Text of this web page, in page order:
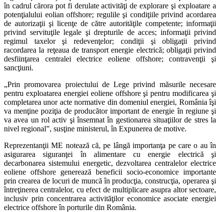
în cadrul cărora pot fi derulate activităţi de explorare şi exploatare a
potenţialului eolian offshore; regulile şi condiţiile privind acordarea
de autorizaţii şi licenţe de către autorităţile competente; informaţii
privind servituţile legale şi drepturile de acces; informaţii privind
regimul taxelor şi redevenţelor; condiţii şi obligaţii privind
racordarea la reţeaua de transport energie electrică; obligaţii privind
desfiinţarea centralei electrice eoliene offshore; contravenţii şi
sancţiuni.
„Prin promovarea proiectului de Lege privind măsurile necesare
pentru exploatarea energiei eoliene offshore şi pentru modificarea şi
completarea unor acte normative din domeniul energiei, România îşi
va menţine poziţia de producător important de energie în regiune şi
va avea un rol activ şi însemnat în gestionarea situaţiilor de stres la
nivel regional”, susţine ministerul, în Expunerea de motive.
Reprezentanţii ME notează că, pe lângă importanţa pe care o au în
asigurarea siguranţei în alimentare cu energie electrică şi
decarbonarea sistemului energetic, dezvoltarea centralelor electrice
eoliene offshore generează beneficii socio-economice importante
prin crearea de locuri de muncă în producţia, construcţia, operarea şi
întreţinerea centralelor, cu efect de multiplicare asupra altor sectoare,
inclusiv prin concentrarea activităţilor economice asociate energiei
electrice offshore în porturile din România.